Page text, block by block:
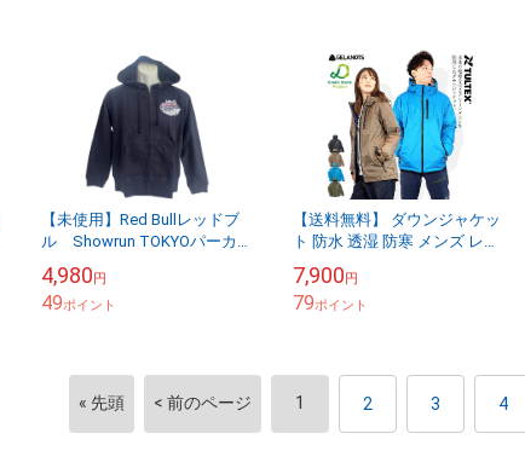
【未使用】Red Bullレッドブ
ル Showrun TOKYOパーカ
イビー メンズ S/Mサイズ
【送料...
4,980円
49ポイント
【送料無料】 ダウンジャケッ
ト 防水 透湿 防寒 メンズ レデ
クル ゼラノッツ タルテックス
225...
7,900円
79ポイント
« 先頭 < 前のページ 1 2 3 4